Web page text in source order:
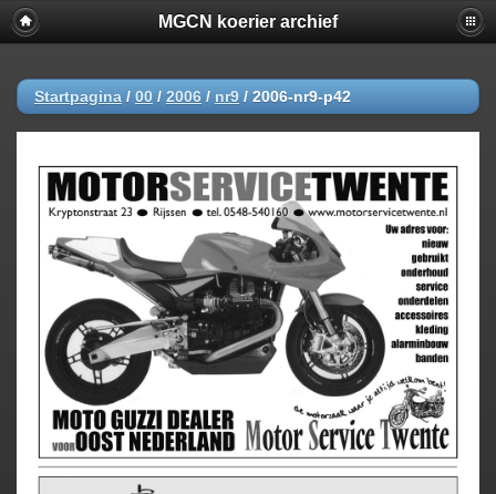
MGCN koerier archief
Startpagina / 00 / 2006 / nr9 / 2006-nr9-p42